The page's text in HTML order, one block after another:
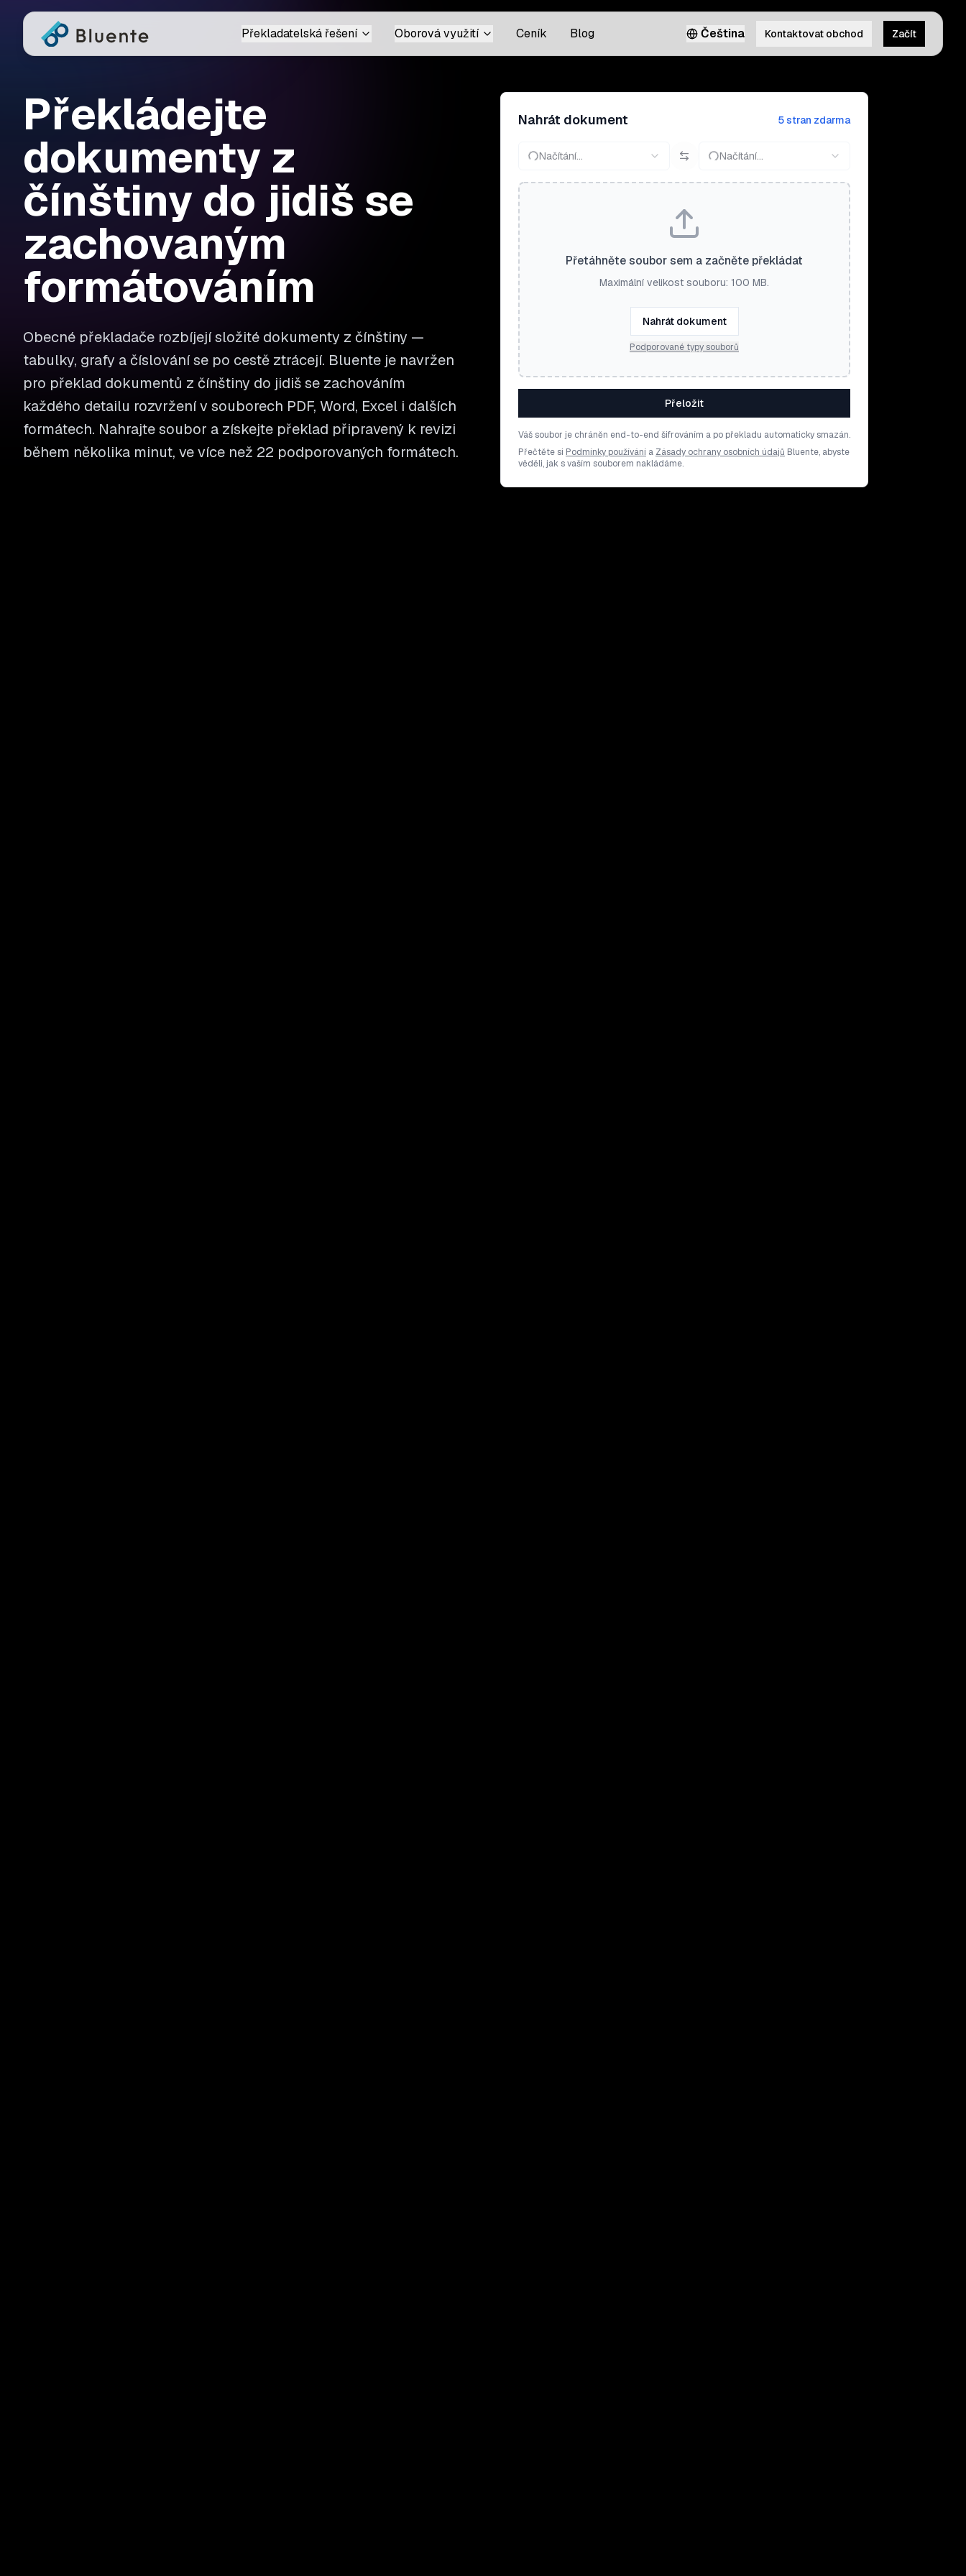
Překladatelská řešení Oborová využití Ceník Blog Čeština Kontaktovat obchod Začít
Překládejte
dokumenty z
čínštiny do jidiš se
zachovaným
formátováním
Obecné překladače rozbíjejí složité dokumenty z čínštiny —
tabulky, grafy a číslování se po cestě ztrácejí. Bluente je navržen
pro překlad dokumentů z čínštiny do jidiš se zachováním
každého detailu rozvržení v souborech PDF, Word, Excel i dalších
formátech. Nahrajte soubor a získejte překlad připravený k revizi
během několika minut, ve více než 22 podporovaných formátech.
Nahrát dokument 5 stran zdarma
Načítání… Načítání…
Přetáhněte soubor sem a začněte překládat
Maximální velikost souboru: 100 MB.
Nahrát dokument
Podporované typy souborů
Přeložit
Váš soubor je chráněn end-to-end šifrováním a po překladu automaticky smazán.
Přečtěte si Podmínky používání a Zásady ochrany osobních údajů Bluente, abyste
věděli, jak s vaším souborem nakládáme.